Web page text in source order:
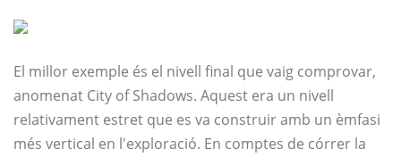
El millor exemple és el nivell final que vaig comprovar,
anomenat City of Shadows. Aquest era un nivell
relativament estret que es va construir amb un èmfasi
més vertical en l'exploració. En comptes de córrer la